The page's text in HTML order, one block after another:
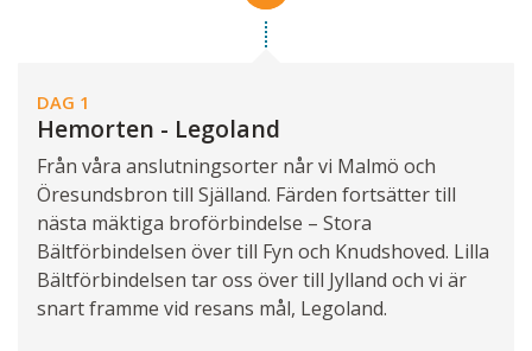
DAG 1
Hemorten - Legoland
Från våra anslutningsorter når vi Malmö och
Öresundsbron till Själland. Färden fortsätter till
nästa mäktiga broförbindelse – Stora
Bältförbindelsen över till Fyn och Knudshoved. Lilla
Bältförbindelsen tar oss över till Jylland och vi är
snart framme vid resans mål, Legoland.